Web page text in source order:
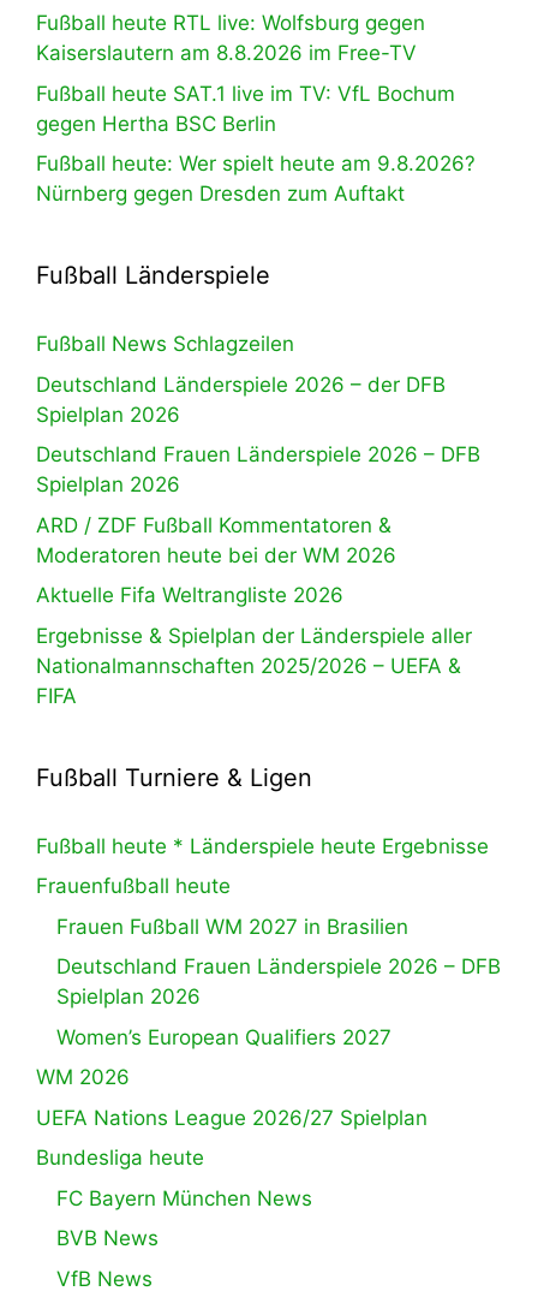
Fußball heute RTL live: Wolfsburg gegen
Kaiserslautern am 8.8.2026 im Free-TV
Fußball heute SAT.1 live im TV: VfL Bochum
gegen Hertha BSC Berlin
Fußball heute: Wer spielt heute am 9.8.2026?
Nürnberg gegen Dresden zum Auftakt
Fußball Länderspiele
Fußball News Schlagzeilen
Deutschland Länderspiele 2026 – der DFB
Spielplan 2026
Deutschland Frauen Länderspiele 2026 – DFB
Spielplan 2026
ARD / ZDF Fußball Kommentatoren &
Moderatoren heute bei der WM 2026
Aktuelle Fifa Weltrangliste 2026
Ergebnisse & Spielplan der Länderspiele aller
Nationalmannschaften 2025/2026 – UEFA &
FIFA
Fußball Turniere & Ligen
Fußball heute * Länderspiele heute Ergebnisse
Frauenfußball heute
Frauen Fußball WM 2027 in Brasilien
Deutschland Frauen Länderspiele 2026 – DFB
Spielplan 2026
Women’s European Qualifiers 2027
WM 2026
UEFA Nations League 2026/27 Spielplan
Bundesliga heute
FC Bayern München News
BVB News
VfB News